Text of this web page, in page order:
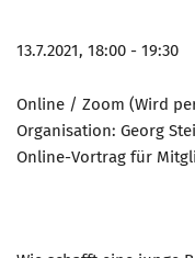
13.7.2021, 18:00 - 19:30
Online / Zoom (Wird
Organisation: Georg
Online-Vortrag für